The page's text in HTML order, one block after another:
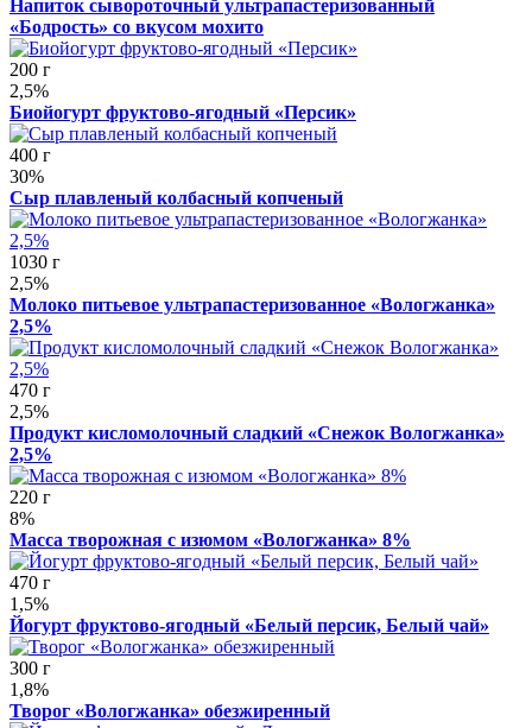
Напиток сывороточный ультрапастеризованный
«Бодрость» со вкусом мохито
200 г
2,5%
Биойогурт фруктово-ягодный «Персик»
400 г
30%
Сыр плавленый колбасный копченый
1030 г
2,5%
Молоко питьевое ультрапастеризованное «Вологжанка»
2,5%
470 г
2,5%
Продукт кисломолочный сладкий «Снежок Вологжанка»
2,5%
220 г
8%
Масса творожная с изюмом «Вологжанка» 8%
470 г
1,5%
Йогурт фруктово-ягодный «Белый персик, Белый чай»
300 г
1,8%
Творог «Вологжанка» обезжиренный